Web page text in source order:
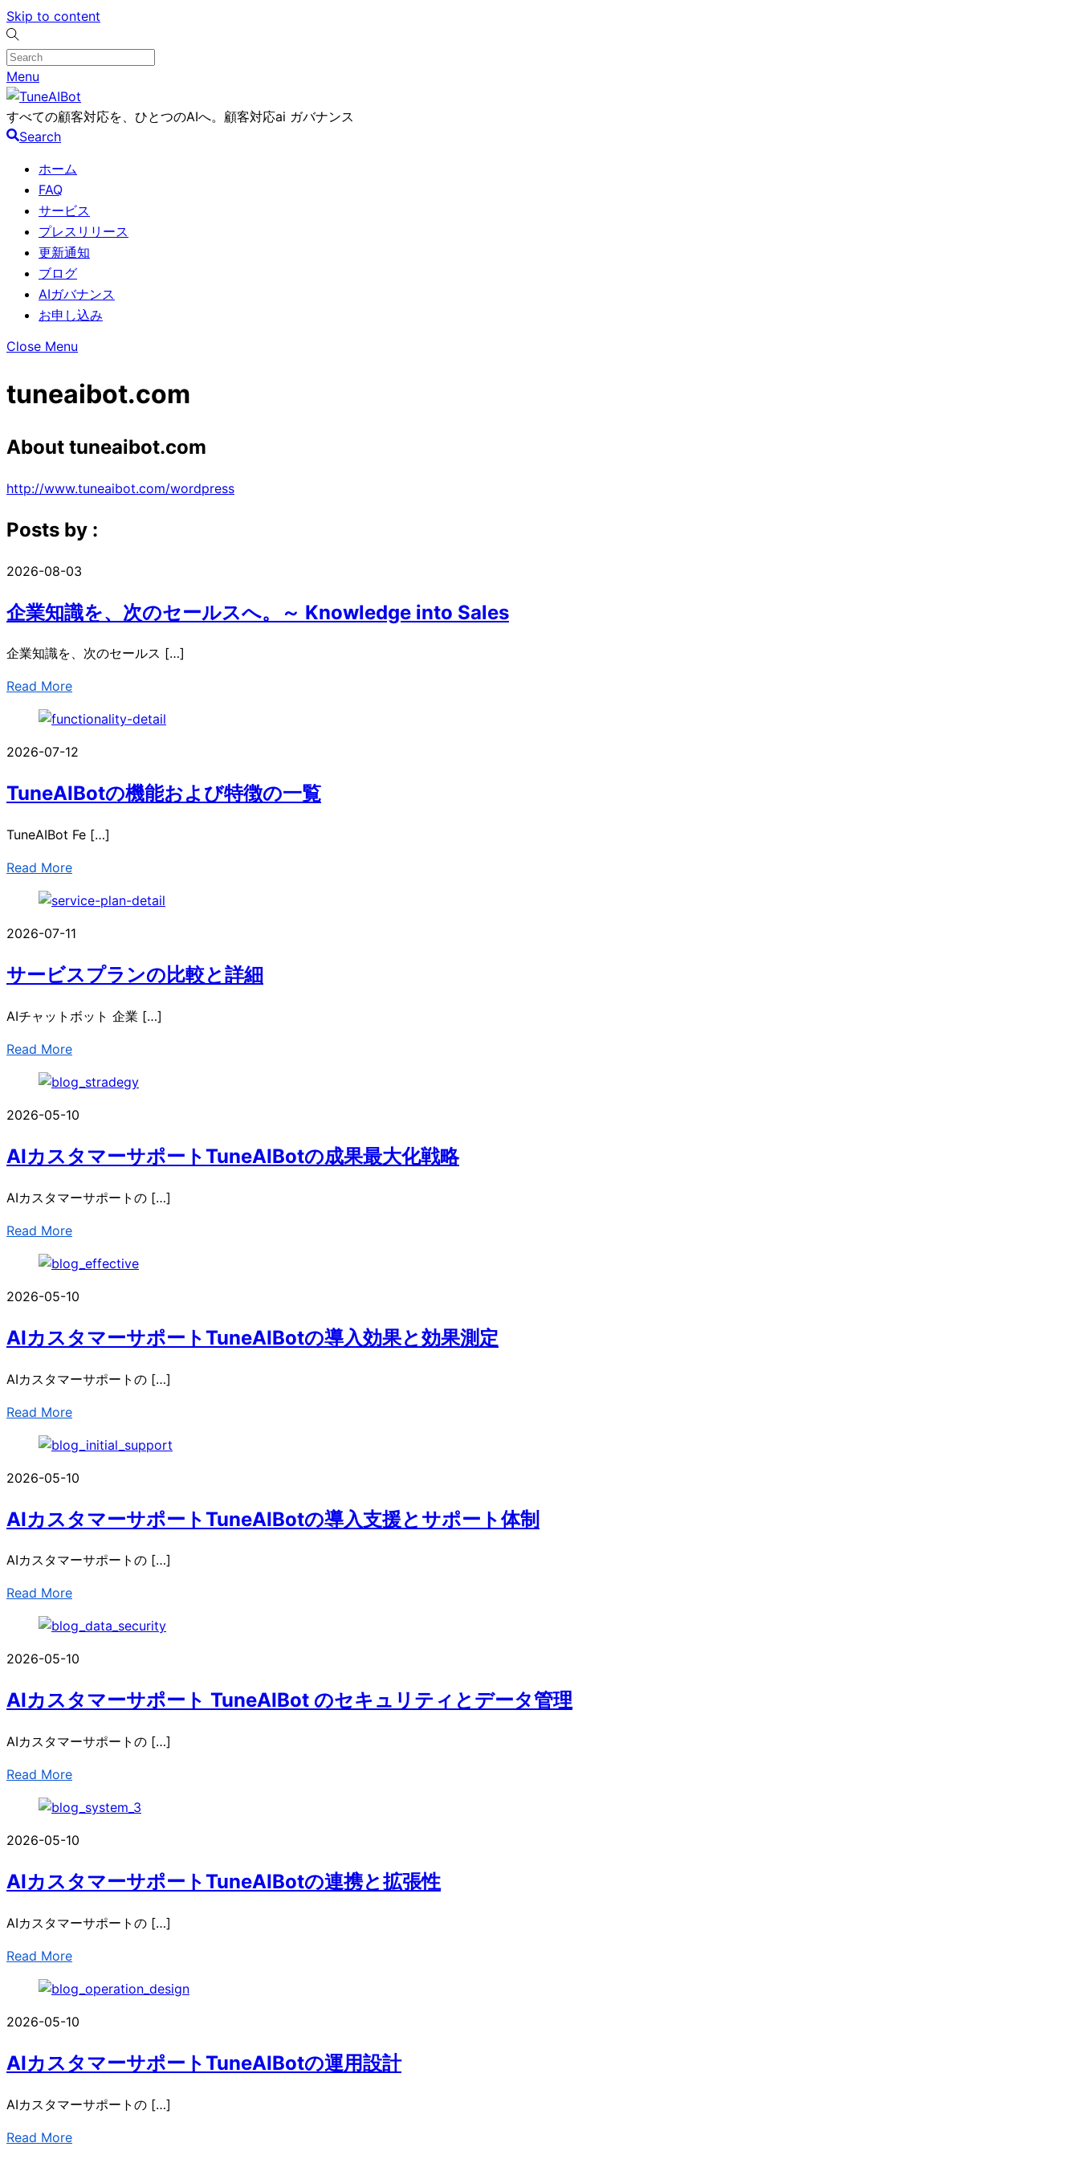
Skip to content
Menu
すべての顧客対応を、ひとつのAIへ。顧客対応ai ガバナンス
Search
ホーム
FAQ
サービス
プレスリリース
更新通知
ブログ
AIガバナンス
お申し込み
Close Menu
tuneaibot.com
About tuneaibot.com
http://www.tuneaibot.com/wordpress
Posts by :
2026-08-03
企業知識を、次のセールスへ。～ Knowledge into Sales
企業知識を、次のセールス […]
Read More
2026-07-12
TuneAIBotの機能および特徴の一覧
TuneAIBot Fe […]
Read More
2026-07-11
サービスプランの比較と詳細
AIチャットボット 企業 […]
Read More
2026-05-10
AIカスタマーサポートTuneAIBotの成果最大化戦略
AIカスタマーサポートの […]
Read More
2026-05-10
AIカスタマーサポートTuneAIBotの導入効果と効果測定
AIカスタマーサポートの […]
Read More
2026-05-10
AIカスタマーサポートTuneAIBotの導入支援とサポート体制
AIカスタマーサポートの […]
Read More
2026-05-10
AIカスタマーサポート TuneAIBot のセキュリティとデータ管理
AIカスタマーサポートの […]
Read More
2026-05-10
AIカスタマーサポートTuneAIBotの連携と拡張性
AIカスタマーサポートの […]
Read More
2026-05-10
AIカスタマーサポートTuneAIBotの運用設計
AIカスタマーサポートの […]
Read More